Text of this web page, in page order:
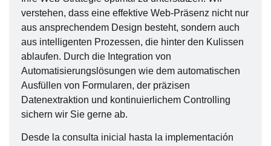
verstehen, dass eine effektive Web-Präsenz nicht nur
aus ansprechendem Design besteht, sondern auch
aus intelligenten Prozessen, die hinter den Kulissen
ablaufen. Durch die Integration von
Automatisierungslösungen wie dem automatischen
Ausfüllen von Formularen, der präzisen
Datenextraktion und kontinuierlichem Controlling
sichern wir Sie gerne ab.
Desde la consulta inicial hasta la implementación